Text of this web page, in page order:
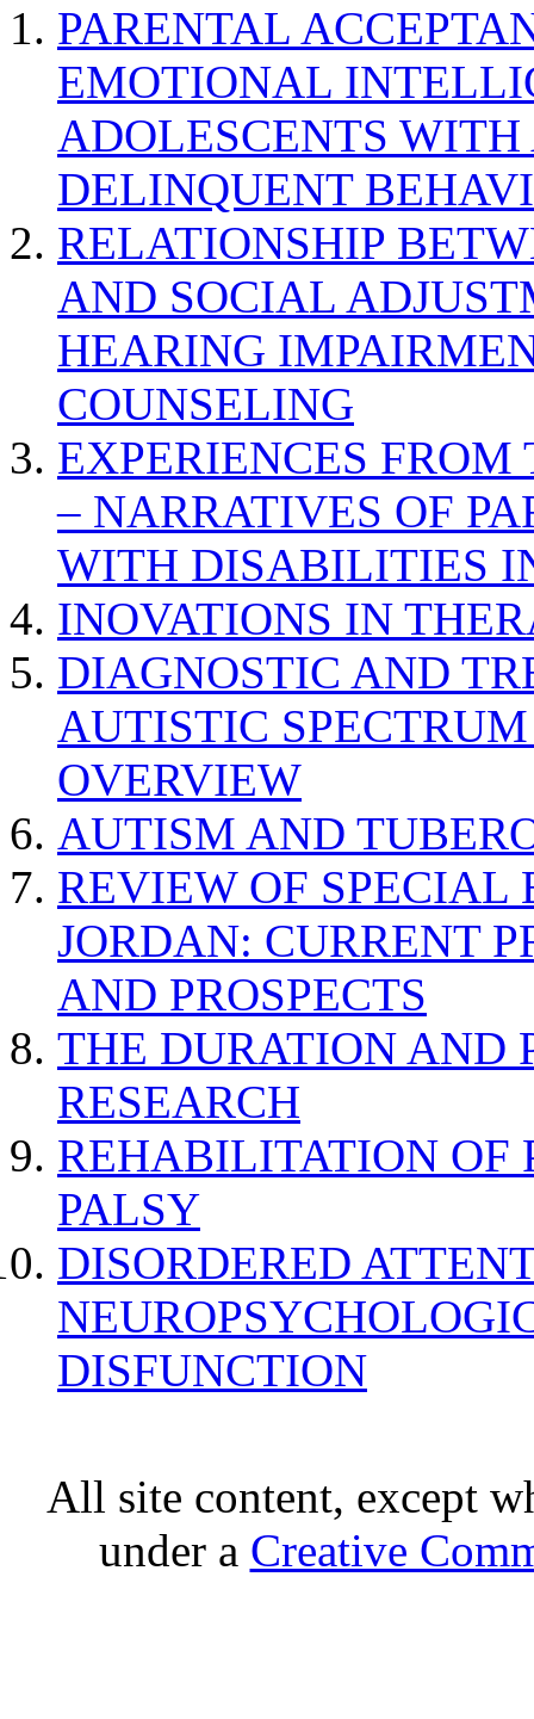
PARENTAL
EMOTIONAL
ADOLESCENTS
DELINQUENT
RELATIONSHIP
AND SOCIAL
HEARING
COUNSELING
EXPERIENCES
– NARRATIVES OF
WITH DISABILITIES
INOVATIONS IN
DIAGNOSTIC AND
AUTISTIC
OVERVIEW
AUTISM AND
REVIEW OF SPECIAL
JORDAN: CURRENT
AND PROSPECTS
THE DURATION AND
RESEARCH
REHABILITATION OF
PALSY
DISORDERED
DISFUNCTION
All site content, except
under a Creative